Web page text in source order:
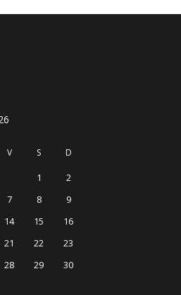
V S D
1
2
7 8
9
14 15
16
21 22
23
28 29
30